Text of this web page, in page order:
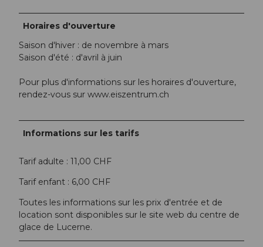
Horaires d'ouverture
Saison d'hiver : de novembre à mars
Saison d'été : d'avril à juin
Pour plus d'informations sur les horaires d'ouverture,
rendez-vous sur www.eiszentrum.ch
Informations sur les tarifs
Tarif adulte : 11,00 CHF
Tarif enfant : 6,00 CHF
Toutes les informations sur les prix d'entrée et de
location sont disponibles sur le site web du centre de
glace de Lucerne.